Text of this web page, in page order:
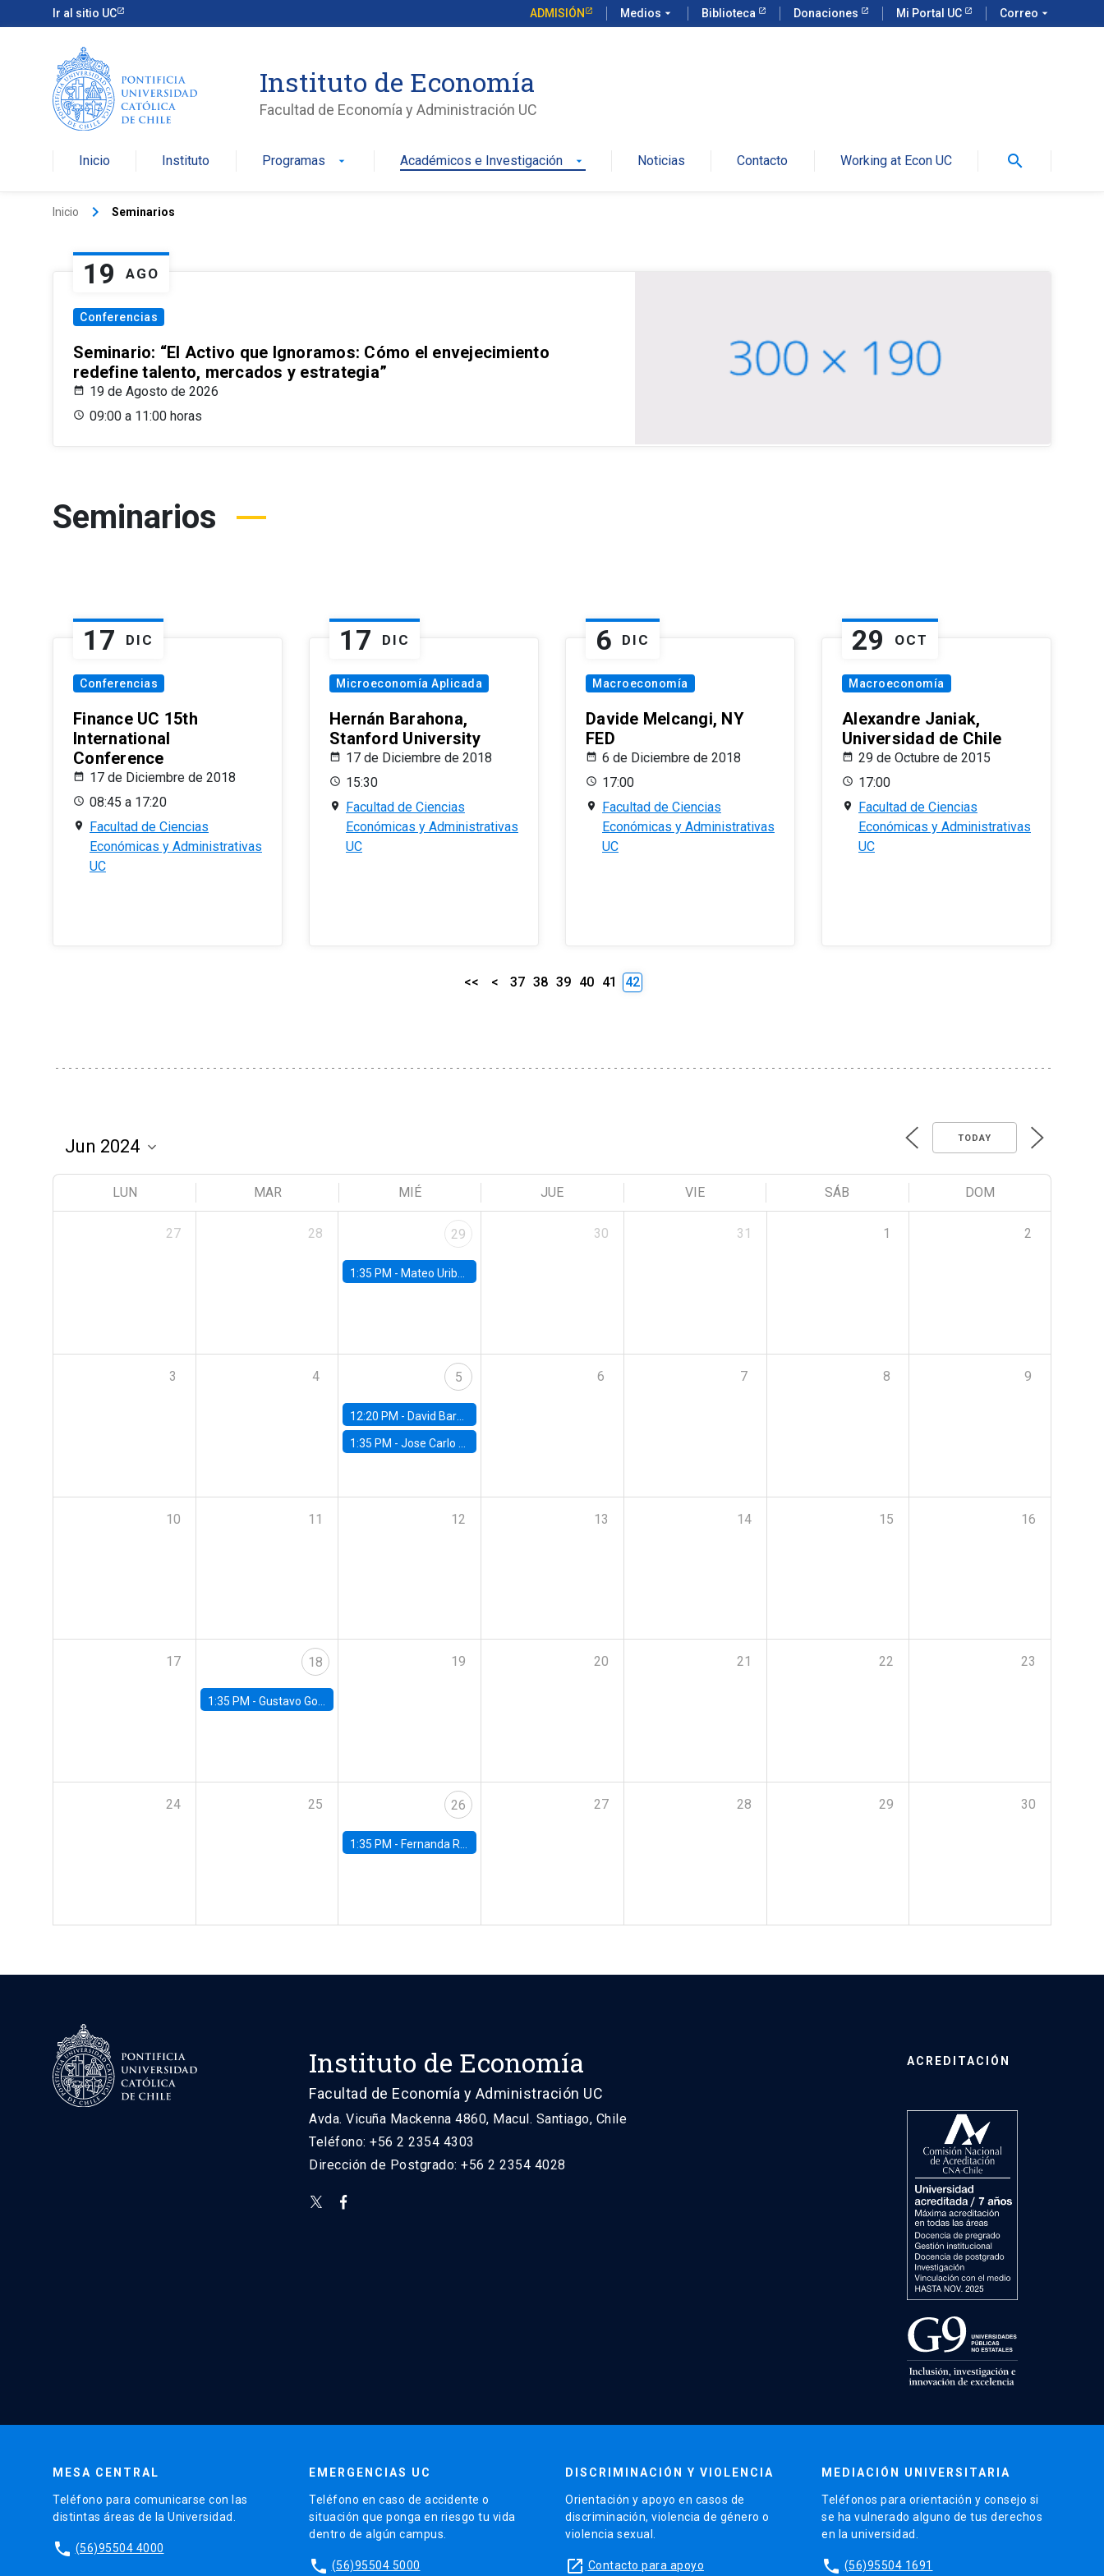
Ir al sitio UC ADMISIÓN Medios arrow_drop_down Biblioteca Donaciones Mi Portal UC Correo arrow_drop_down
Instituto de Economía
Facultad de Economía y Administración UC
Inicio Instituto Programas arrow_drop_down Académicos e Investigación arrow_drop_down Noticias Contacto Working at Econ UC search
Inicio keyboard_arrow_right Seminarios
19 AGO
Conferencias
Seminario: “El Activo que Ignoramos: Cómo el envejecimiento
redefine talento, mercados y estrategia”
19 de Agosto de 2026
09:00 a 11:00 horas
Seminarios
17 DIC
Conferencias
Finance UC 15th
International
Conference
17 de Diciembre de 2018
08:45 a 17:20
Facultad de Ciencias
Económicas y Administrativas
UC
17 DIC
Microeconomía Aplicada
Hernán Barahona,
Stanford University
17 de Diciembre de 2018
15:30
Facultad de Ciencias
Económicas y Administrativas
UC
6 DIC
Macroeconomía
Davide Melcangi, NY
FED
6 de Diciembre de 2018
17:00
Facultad de Ciencias
Económicas y Administrativas
UC
29 OCT
Macroeconomía
Alexandre Janiak,
Universidad de Chile
29 de Octubre de 2015
17:00
Facultad de Ciencias
Económicas y Administrativas
UC
<< < 37 38 39 40 41 42
TODAY
LUN MAR MIÉ JUE VIE SÁB DOM
27 28 29
1:35 PM - Mateo Uribe-Castro, Universidad de los Andes (Colombia)
30 31 1 2
3 4 5
12:20 PM - David Bardey, Universidad de los Andes - CEDE
1:35 PM -Jose Carlo Bermudez, UC (ME) & World Bank
6 7 8 9
10 11 12 13 14 15 16
17 18
1:35 PM - Gustavo González, Banco Central de Chile
19 20 21 22 23
24 25 26
1:35 PM - Fernanda Rojas Ampuero, University of Wisconsin-Madison
27 28 29 30
Instituto de Economía
Facultad de Economía y Administración UC
Avda. Vicuña Mackenna 4860, Macul. Santiago, Chile
Teléfono: +56 2 2354 4303
Dirección de Postgrado: +56 2 2354 4028
ACREDITACIÓN
MESA CENTRAL
Teléfono para comunicarse con las
distintas áreas de la Universidad.
phone (56)95504 4000
EMERGENCIAS UC
Teléfono en caso de accidente o
situación que ponga en riesgo tu vida
dentro de algún campus.
phone (56)95504 5000
DISCRIMINACIÓN Y VIOLENCIA
Orientación y apoyo en casos de
discriminación, violencia de género o
violencia sexual.
launch Contacto para apoyo
MEDIACIÓN UNIVERSITARIA
Teléfonos para orientación y consejo si
se ha vulnerado alguno de tus derechos
en la universidad.
phone (56)95504 1691